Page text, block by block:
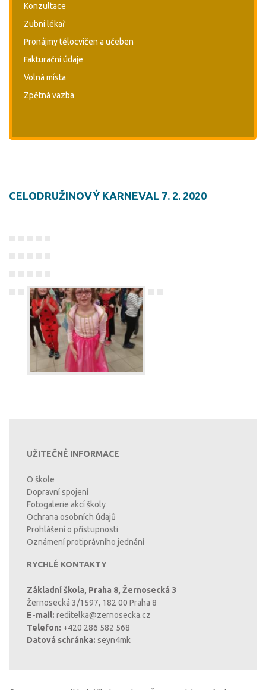
Konzultace
Zubní lékař
Pronájmy tělocvičen a učeben
Fakturační údaje
Volná místa
Zpětná vazba
CELODRUŽINOVÝ KARNEVAL 7. 2. 2020
UŽITEČNÉ INFORMACE
O škole
Dopravní spojení
Fotogalerie akcí školy
Ochrana osobních údajů
Prohlášení o přístupnosti
Oznámení protiprávního jednání
RYCHLÉ KONTAKTY
Základní škola, Praha 8, Žernosecká 3
Žernosecká 3/1597, 182 00 Praha 8
E-mail: reditelka@zernosecka.cz
Telefon: +420 286 582 568
Datová schránka: seyn4mk